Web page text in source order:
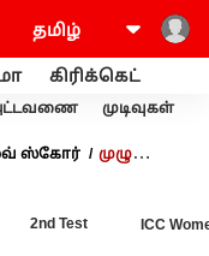
கிரிக்கெட்
அட்டவணை முடிவுகள்
ஸ்கோர்
முழு
2nd Test ICC